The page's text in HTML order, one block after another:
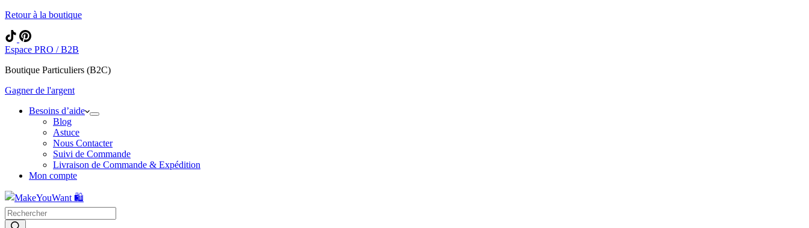
Retour à la boutique
Espace PRO / B2B
Boutique Particuliers (B2C)
Gagner de l'argent
Besoins d’aide
Blog
Astuce
Nous Contacter
Suivi de Commande
Livraison de Commande & Expédition
Mon compte